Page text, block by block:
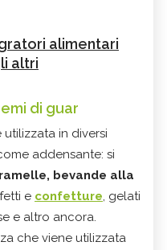
alimentari
altri
di guar
in diversi
addensante: si
bevande alla
e confetture, gelati
e altro ancora.
che viene utilizzata